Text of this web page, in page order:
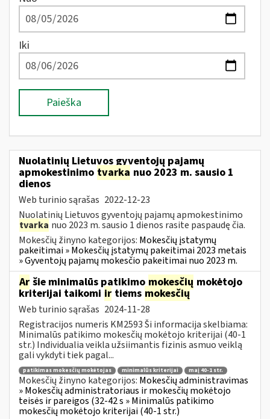
Iki
Paieška
Nuolatinių Lietuvos gyventojų pajamų
apmokestinimo tvarka nuo 2023 m. sausio 1
dienos
Web turinio sąrašas 2022-12-23
Nuolatinių Lietuvos gyventojų pajamų apmokestinimo
tvarka nuo 2023 m. sausio 1 dienos rasite paspaudę čia.
Mokesčių žinyno kategorijos: Mokesčių įstatymų
pakeitimai » Mokesčių įstatymų pakeitimai 2023 metais
» Gyventojų pajamų mokesčio pakeitimai nuo 2023 m.
Ar šie minimalūs patikimo mokesčių mokėtojo
kriterijai taikomi ir tiems mokesčių
Web turinio sąrašas 2024-11-28
Registracijos numeris KM2593 Ši informacija skelbiama:
Minimalūs patikimo mokesčių mokėtojo kriterijai (40-1
str.) Individualia veikla užsiimantis fizinis asmuo veiklą
gali vykdyti tiek pagal...
patikimas mokesčių mokėtojas minimalūs kriterijai maį 40-1 str.
Mokesčių žinyno kategorijos: Mokesčių administravimas
» Mokesčių administratoriaus ir mokesčių mokėtojo
teisės ir pareigos (32-42 s » Minimalūs patikimo
mokesčių mokėtojo kriterijai (40-1 str.)